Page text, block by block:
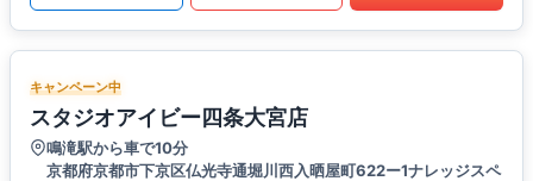
キャンペーン中
スタジオアイビー四条大宮店
鳴滝駅から車で10分
京都府京都市下京区仏光寺通堀川西入晒屋町622ー1ナレッジスペ